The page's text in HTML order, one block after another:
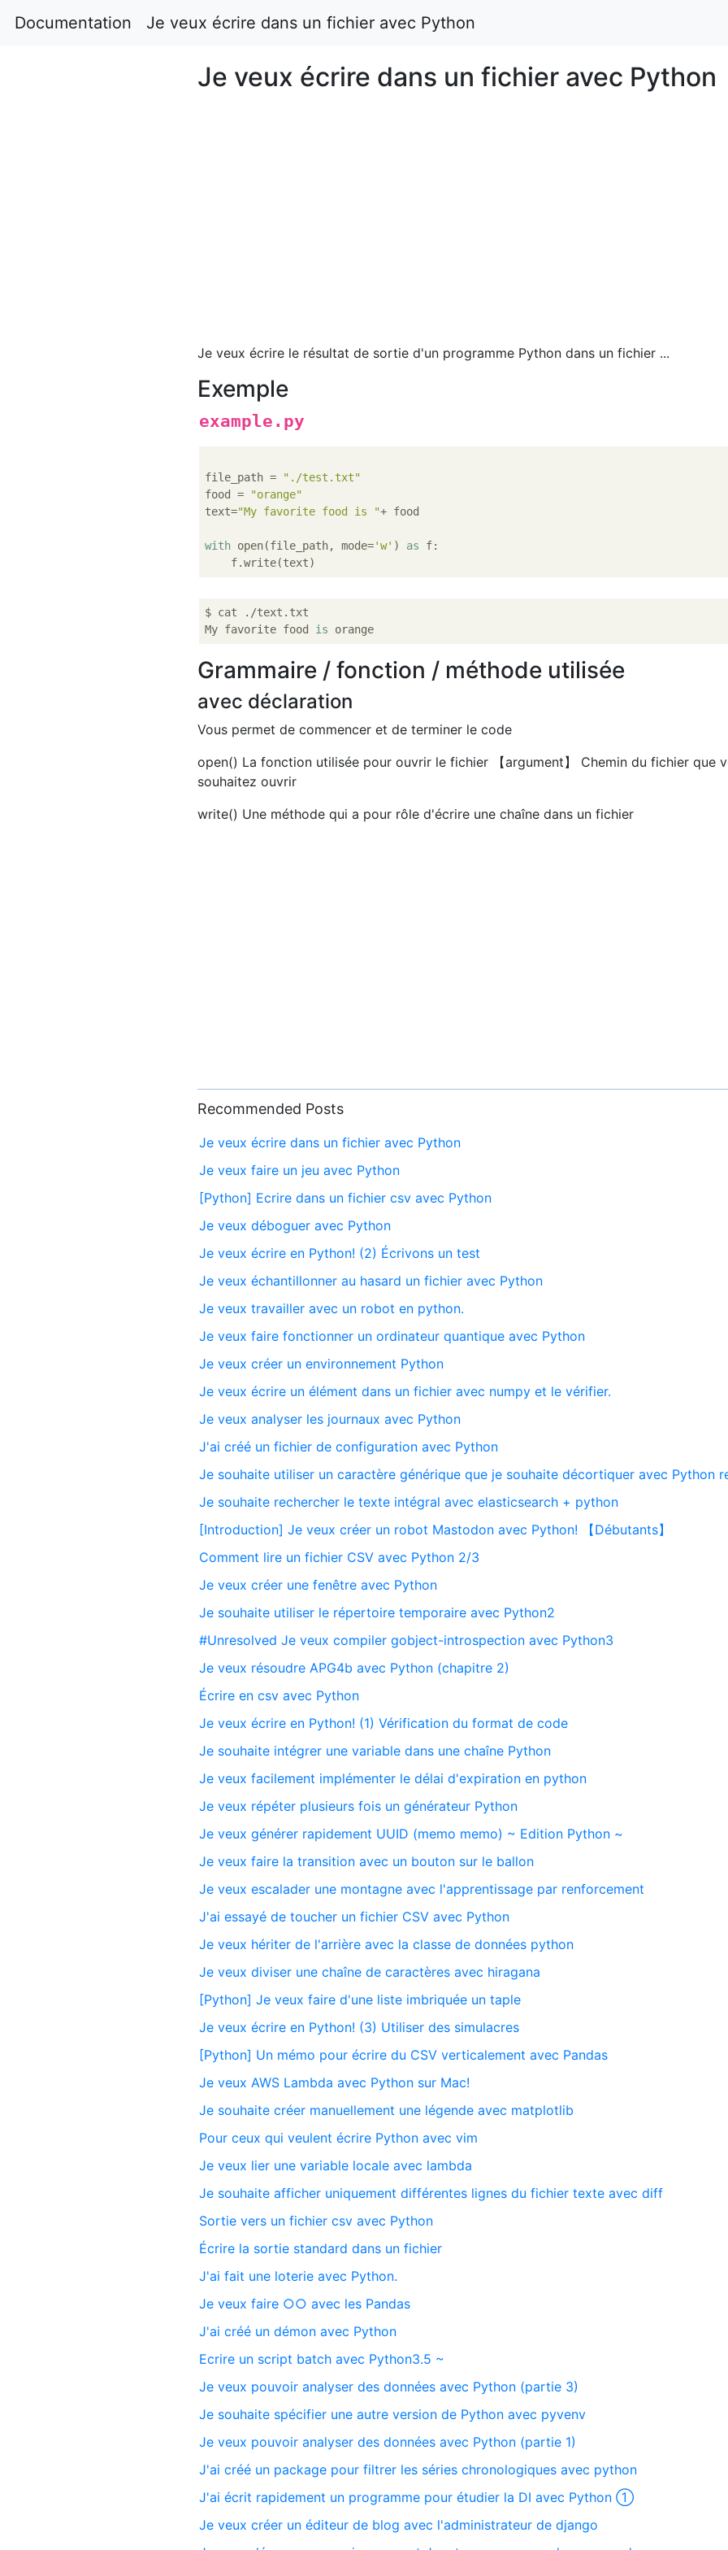
Documentation Je veux écrire dans un fichier avec Python
Je veux écrire dans un fichier avec Python
Je veux écrire le résultat de sortie d'un programme Python dans un fichier ...
Exemple
example.py
file_path = "./test.txt"
food = "orange"
text="My favorite food is "+ food
with open(file_path, mode='w' ) as f:
$ cat ./text.txt
My favorite food is
Grammaire / fonction / méthode utilisée
avec déclaration
Vous permet de commencer et de terminer le code
open() La fonction utilisée pour ouvrir le fichier 【argument】 Chemin du fichier que
souhaitez ouvrir
write() Une méthode qui a pour rôle d'écrire une chaîne dans un fichier
Recommended Posts
Je veux écrire dans un fichier avec Python
Je veux faire un jeu avec Python
[Python] Ecrire dans un fichier csv avec Python
Je veux déboguer avec Python
Je veux écrire en Python! (2) Écrivons un test
Je veux échantillonner au hasard un fichier avec Python
Je veux travailler avec un robot en python.
Je veux faire fonctionner un ordinateur quantique avec Python
Je veux créer un environnement Python
Je veux écrire un élément dans un fichier avec numpy et le vérifier.
Je veux analyser les journaux avec Python
J'ai créé un fichier de configuration avec Python
Je souhaite utiliser un caractère générique que je souhaite décortiquer avec Python
Je souhaite rechercher le texte intégral avec elasticsearch + python
[Introduction] Je veux créer un robot Mastodon avec Python! 【Débutants】
Comment lire un fichier CSV avec Python 2/3
Je veux créer une fenêtre avec Python
Je souhaite utiliser le répertoire temporaire avec Python2
#Unresolved Je veux compiler gobject-introspection avec Python3
Je veux résoudre APG4b avec Python (chapitre 2)
Écrire en csv avec Python
Je veux écrire en Python! (1) Vérification du format de code
Je souhaite intégrer une variable dans une chaîne Python
Je veux facilement implémenter le délai d'expiration en python
Je veux répéter plusieurs fois un générateur Python
Je veux générer rapidement UUID (memo memo) ~ Edition Python ~
Je veux faire la transition avec un bouton sur le ballon
Je veux escalader une montagne avec l'apprentissage par renforcement
J'ai essayé de toucher un fichier CSV avec Python
Je veux hériter de l'arrière avec la classe de données python
Je veux diviser une chaîne de caractères avec hiragana
[Python] Je veux faire d'une liste imbriquée un taple
Je veux écrire en Python! (3) Utiliser des simulacres
[Python] Un mémo pour écrire du CSV verticalement avec Pandas
Je veux AWS Lambda avec Python sur Mac!
Je souhaite créer manuellement une légende avec matplotlib
Pour ceux qui veulent écrire Python avec vim
Je veux lier une variable locale avec lambda
Je souhaite afficher uniquement différentes lignes du fichier texte avec diff
Sortie vers un fichier csv avec Python
Écrire la sortie standard dans un fichier
J'ai fait une loterie avec Python.
Je veux faire ○○ avec les Pandas
J'ai créé un démon avec Python
Ecrire un script batch avec Python3.5 ~
Je veux pouvoir analyser des données avec Python (partie 3)
Je souhaite spécifier une autre version de Python avec pyvenv
Je veux pouvoir analyser des données avec Python (partie 1)
J'ai créé un package pour filtrer les séries chronologiques avec python
J'ai écrit rapidement un programme pour étudier la DI avec Python ①
Je veux créer un éditeur de blog avec l'administrateur de django